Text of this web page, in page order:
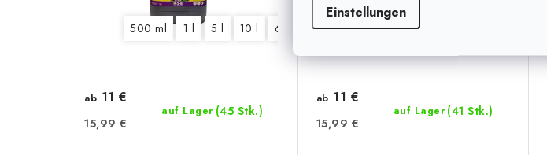
Einstellungen
500 ml 1 l 5 l 10 l 60 l
auf Lager (45 Stk.)
ab 11 €
15,99 €
500 ml 1 l
auf Lager (41 Stk.)
ab 11 €
15,99 €